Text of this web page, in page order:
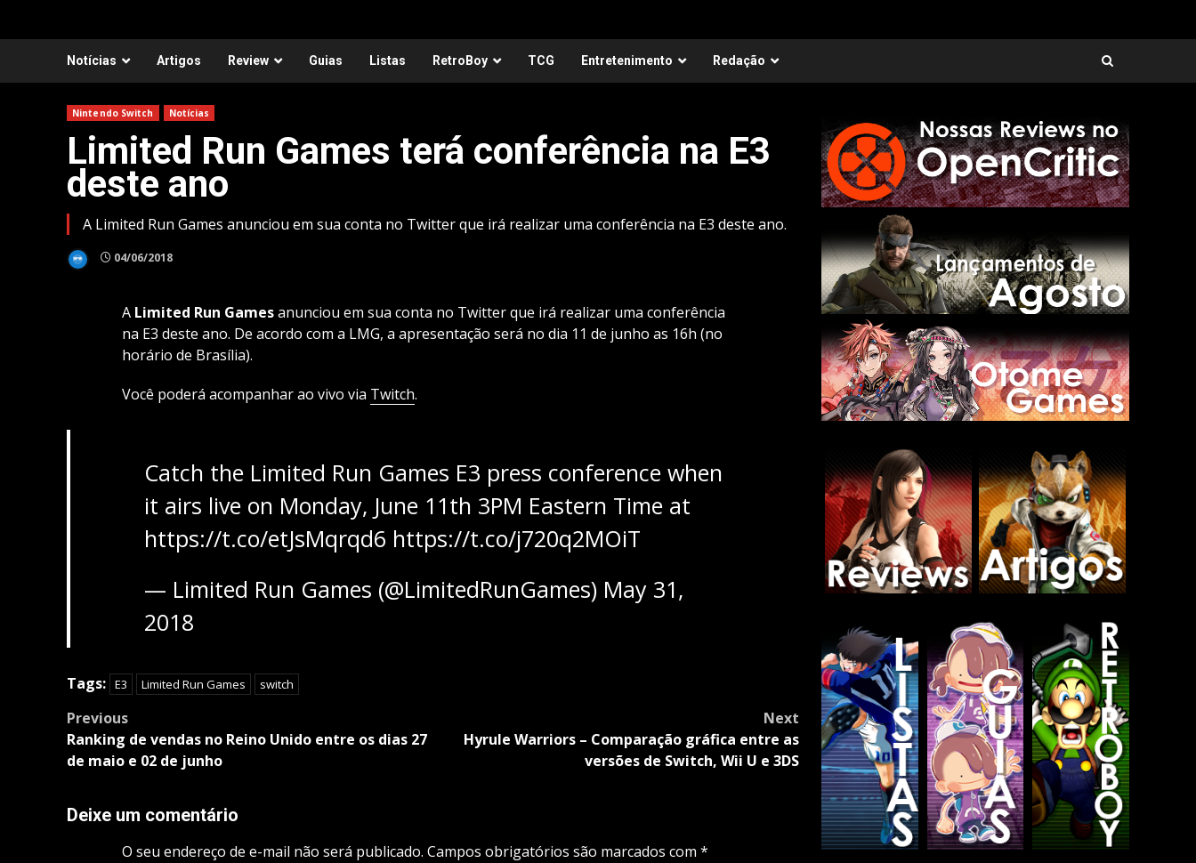
Notícias Artigos Review Guias Listas RetroBoy TCG Entretenimento Redação
Nintendo Switch Notícias
Limited Run Games terá conferência na E3
deste ano
A Limited Run Games anunciou em sua conta no Twitter que irá realizar uma conferência na E3 deste ano.
04/06/2018
A Limited Run Gamesanunciou em sua conta no Twitter que irá realizar uma conferência
na E3 deste ano. De acordo com a LMG, a apresentação será no dia 11 de junho as 16h (no
horário de Brasília).
Você poderá acompanhar ao vivo via Twitch.
Catch the Limited Run Games E3 press conference when
it airs live on Monday, June 11th 3PM Eastern Time at
https://t.co/etJsMqrqd6 https://t.co/j720q2MOiT
— Limited Run Games (@LimitedRunGames) May 31,
2018
Tags: E3 Limited Run Games switch
Post
navigation
Previous
Ranking de vendas no Reino Unido entre os dias 27
de maio e 02 de junho
Next
Hyrule Warriors – Comparação gráfica entre as
versões de Switch, Wii U e 3DS
Deixe um comentário
O seu endereço de e-mail não será publicado. Campos obrigatórios são marcados com *